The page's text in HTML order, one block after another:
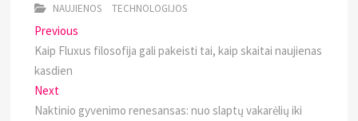
NAUJIENOS TECHNOLOGIJOS
Navigacija
tarp
įrašų
Previous
post:
Kaip Fluxus filosofija gali pakeisti tai, kaip skaitai naujienas
kasdien
Next
post:
Naktinio gyvenimo renesansas: nuo slaptų vakarėlių iki